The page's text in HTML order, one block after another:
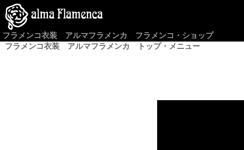
フラメンコ衣装 アルマフラメンカ フラメンコ・ショップ
フラメンコ衣装 アルマフラメンカ トップ・メニュー